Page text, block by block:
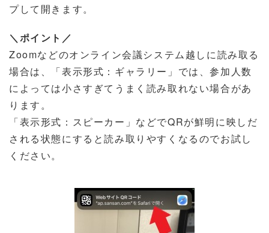
プして開きます。
＼ポイント／
Zoomなどのオンライン会議システム越しに読み取る
場合は、「表示形式：ギャラリー」では、参加人数
によっては小さすぎてうまく読み取れない場合があ
ります。
「表示形式：スピーカー」などでQRが鮮明に映しだ
される状態にすると読み取りやすくなるのでお試し
ください。